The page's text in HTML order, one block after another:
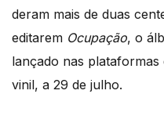
deram mais de duas
editarem Ocupação, o
lançado nas plataformas
vinil, a 29 de julho.